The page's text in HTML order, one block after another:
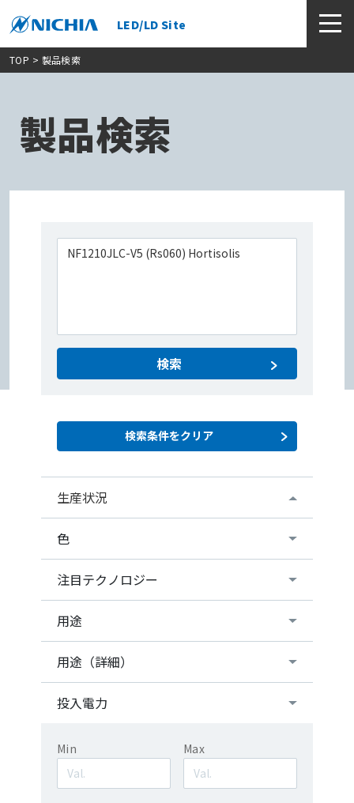
LED/LD Site
TOP > 製品検索
製品検索
検索
生産状況
色
注目テクノロジー
用途
用途（詳細）
投入電力
Min Max